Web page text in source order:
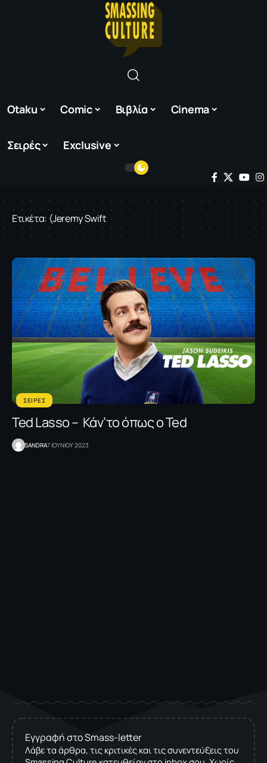
Otaku Comic Βιβλία Cinema
Σειρές Exclusive
Ετικέτα:(Jeremy Swift
ΣΕΙΡΕΣ
Ted Lasso – Κάν’το όπως ο Ted
SANDRA7 ΙΟΥΝΙΟΥ 2023
Εγγραφή στο Smass-letter
Λάβε τα άρθρα, τις κριτικές και τις συνεντεύξεις του